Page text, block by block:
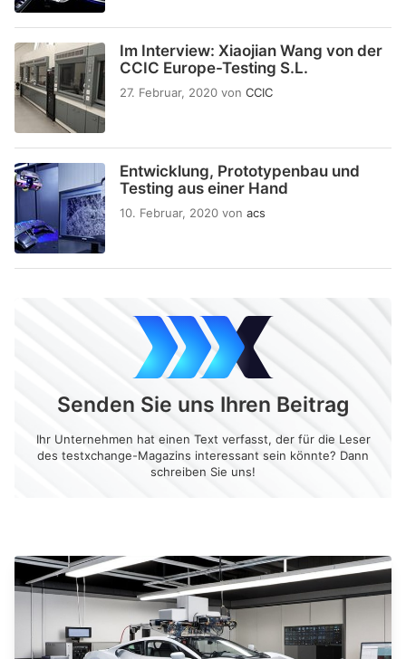
Im Interview: Xiaojian Wang von der
CCIC Europe-Testing S.L.
27. Februar, 2020 von CCIC
Entwicklung, Prototypenbau und
Testing aus einer Hand
10. Februar, 2020 von acs
Senden Sie uns Ihren Beitrag
Ihr Unternehmen hat einen Text verfasst, der für die Leser
des testxchange-Magazins interessant sein könnte? Dann
schreiben Sie uns!